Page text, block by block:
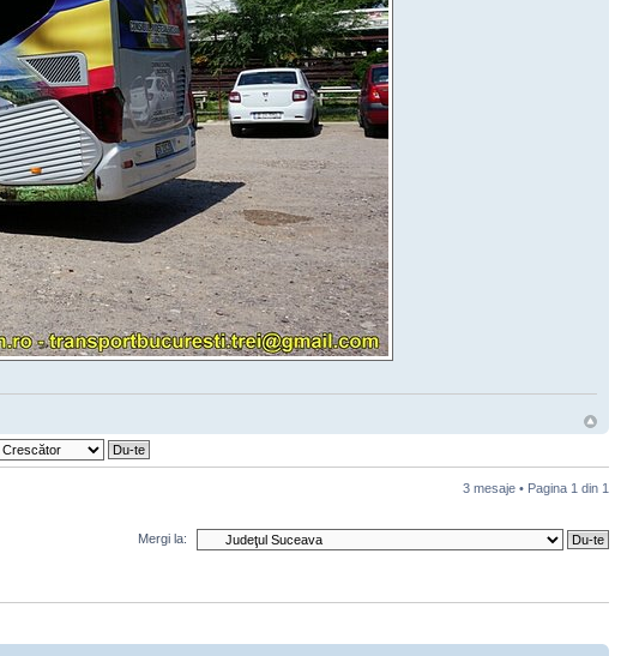
3 mesaje • Pagina 1 din 1
Mergi la: